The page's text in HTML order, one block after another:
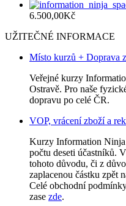
6.500,00Kč
UŽITEČNÉ INFORMACE
Místo kurzů + Doprava
Veřejné kurzy
Ostravě. Pro naše
dopravu po celé ČR.
VOP, vrácení zboží a
Kurzy Information
počtu deseti účastníků.
tohoto důvodu, či z
zaplacenou částku zpět
Celé obchodní
zase zde.